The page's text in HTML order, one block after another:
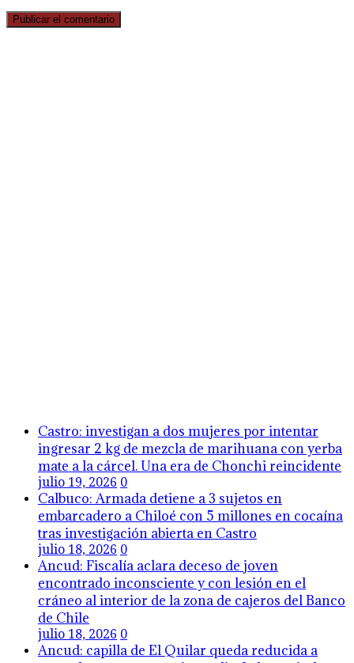
Castro: investigan a dos mujeres por intentar
ingresar 2 kg de mezcla de marihuana con yerba
mate a la cárcel. Una era de Chonchi reincidente
julio 19, 2026 0
Calbuco: Armada detiene a 3 sujetos en
embarcadero a Chiloé con 5 millones en cocaína
tras investigación abierta en Castro
julio 18, 2026 0
Ancud: Fiscalía aclara deceso de joven
encontrado inconsciente y con lesión en el
cráneo al interior de la zona de cajeros del Banco
de Chile
julio 18, 2026 0
Ancud: capilla de El Quilar queda reducida a